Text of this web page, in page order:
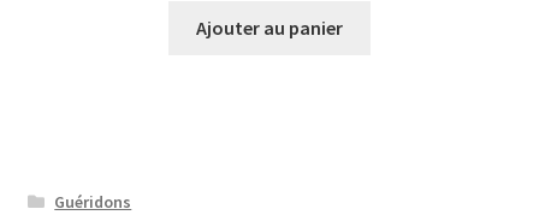
Ajouter au panier
Guéridons